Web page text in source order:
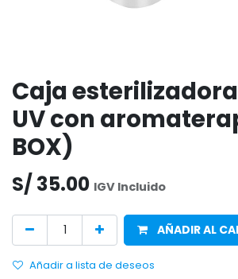
Caja
UV con
BOX)
S/ 35.00 IGV Incluido
AÑADIR AL
Añadir a lista de deseos